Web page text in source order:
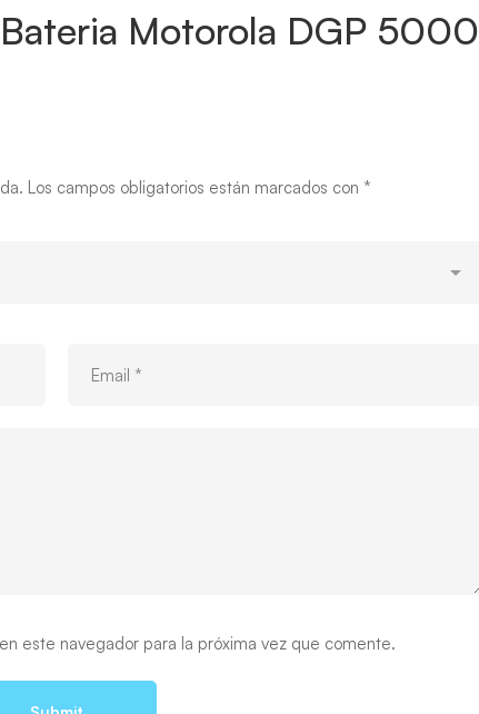
Motorola DGP 5000
Los campos obligatorios están marcados con *
este navegador para la próxima vez que comente.